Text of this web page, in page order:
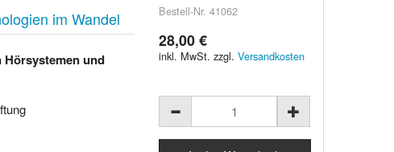
im Wandel
und
Bestell-Nr. 41062
28,00 €
inkl. MwSt. zzgl.Versandkosten